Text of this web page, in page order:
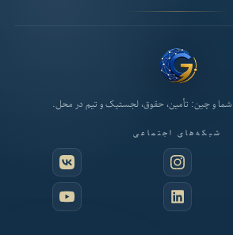
و چین: تأمین، حقوق، لجستیک و تیم در محل.
شبکه‌های اجتماعی